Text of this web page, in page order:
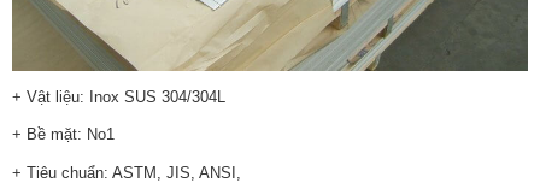
+ Vật liệu: Inox SUS 304/304L
+ Bề mặt: No1
+ Tiêu chuẩn: ASTM, JIS, ANSI,